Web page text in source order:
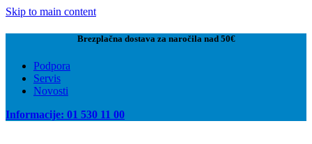
Skip to main content
Brezplačna dostava za naročila nad 50€
Podpora
Servis
Novosti
Informacije: 01 530 11 00